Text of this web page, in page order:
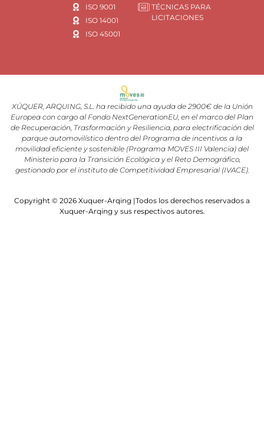
ISO 9001
ISO 14001
ISO 45001
TÉCNICAS PARA
LICITACIONES
XÚQUER, ARQUING, S.L. ha recibido una ayuda de 2900€ de la Unión
Europea con cargo al Fondo NextGenerationEU, en el marco del Plan
de Recuperación, Trasformación y Resiliencia, para electrificación del
parque automovilístico dentro del Programa de incentivos a la
movilidad eficiente y sostenible (Programa MOVES III Valencia) del
Ministerio para la Transición Ecológica y el Reto Demográfico,
gestionado por el instituto de Competitividad Empresarial (IVACE).
Copyright © 2026 Xuquer-Arqing |Todos los derechos reservados a
Xuquer-Arqing y sus respectivos autores.